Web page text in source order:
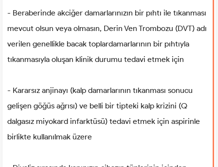
- Beraberinde akciğer damarlarınızın bir pıhtı ile tıkanması
mevcut olsun veya olmasın, Derin Ven Trombozu (DVT) adı
verilen genellikle bacak toplardamarlarının bir pıhtıyla
tıkanmasıyla oluşan klinik durumu tedavi etmek için
- Kararsız anjinayı (kalp damarlarının tıkanması sonucu
gelişen göğüs ağrısı) ve belli bir tipteki kalp krizini (Q
dalgasız miyokard infarktüsü) tedavi etmek için aspirinle
birlikte kullanılmak üzere